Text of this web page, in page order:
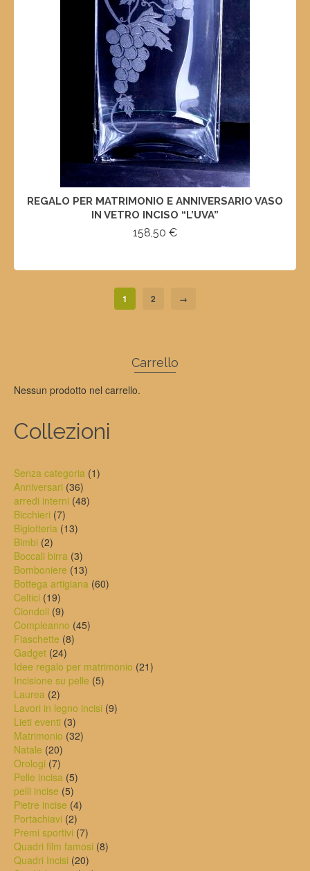
REGALO PER MATRIMONIO E ANNIVERSARIO VASO
IN VETRO INCISO “L’UVA”
158,50 €
1 2 →
Carrello
Nessun prodotto nel carrello.
Collezioni
Senza categoria 11
Anniversari 3636
prodotti
arredi interni 4848
Bicchieri 77
prodotti
Bigiotteria 1313
Bimbi 22
prodotti
Boccali birra 33
prodotti
Bomboniere 1313
prodotti
Bottega artigiana 6060
Celtici 1919
prodotti
Ciondoli 99
prodotti
Compleanno 4545
Fiaschette 88
Gadget 2424
prodotti
Idee regalo per matrimonio 2121
Incisione su pelle 55
Laurea 22
prodotti
Lavori in legno incisi 99
Lieti eventi 33
prodotti
Matrimonio 3232
Natale 2020
prodotti
Orologi 77
prodotti
Pelle incisa 55
pelli incise 55
prodotti
Pietre incise 44
Portachiavi 22
prodotti
Premi sportivi 77
prodotti
Quadri film famosi 88
Quadri Incisi 2020